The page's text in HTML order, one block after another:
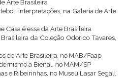
Arte Brasileira
interpretações, na Galeria de Arte
Casa é essa da Arte Brasileira
da Coleção Odorico Tavares,
de Arte Brasileira, no MAB/Faap
à Bienal, no MAM/SP
e Ribeirinhas, no Museu Lasar Segall